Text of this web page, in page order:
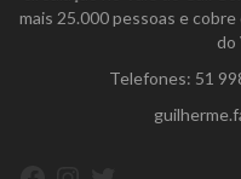
mais 25.000 pessoas e
do
Telefones: 51